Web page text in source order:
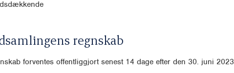
regnskab
forventes offentliggjort senest 14 dage efter den 30. juni 2023